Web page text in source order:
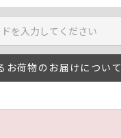
荷物のお届けについて